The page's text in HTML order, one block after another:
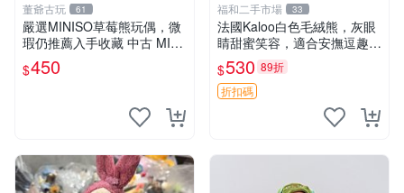
董爺古玩 61
嚴選MINISO草莓熊玩偶，微
瑕仍推薦入手收藏 中古 MINI
SO 草莓熊 玩具 收藏
$450
福和二手市場 33
法國Kaloo白色毛絨熊，灰眼
睛甜蜜笑容，適合安撫逗趣可
愛，柔軟面料手感佳。14 白
色安撫熊 毛絨玩具 寶寶逗樂
具
$530 89折
折扣碼